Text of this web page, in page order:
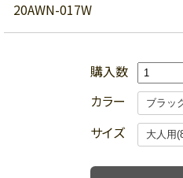
20AWN-017W
購入数
カラー
サイズ